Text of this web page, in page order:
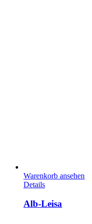
Warenkorb ansehen
Details
Alb-Leisa